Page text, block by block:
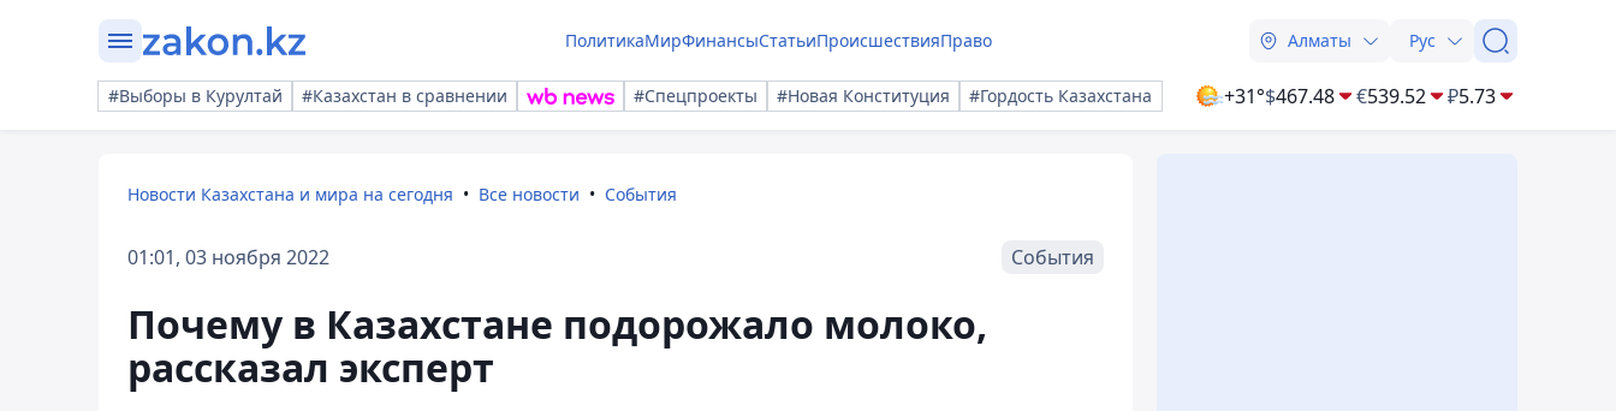
ПолитикаМирФинансыСтатьиПроисшествияПраво Алматы Рус
#Выборы в Курултай #Казахстан в сравнении #Спецпроекты #Новая Конституция #Гордость Казахстана +31°$467.48 €539.52 ₽5.73
Новости Казахстана и мира на сегодня Все новости События
01:01, 03 ноября 2022 События
Почему в Казахстане подорожало молоко,
рассказал эксперт